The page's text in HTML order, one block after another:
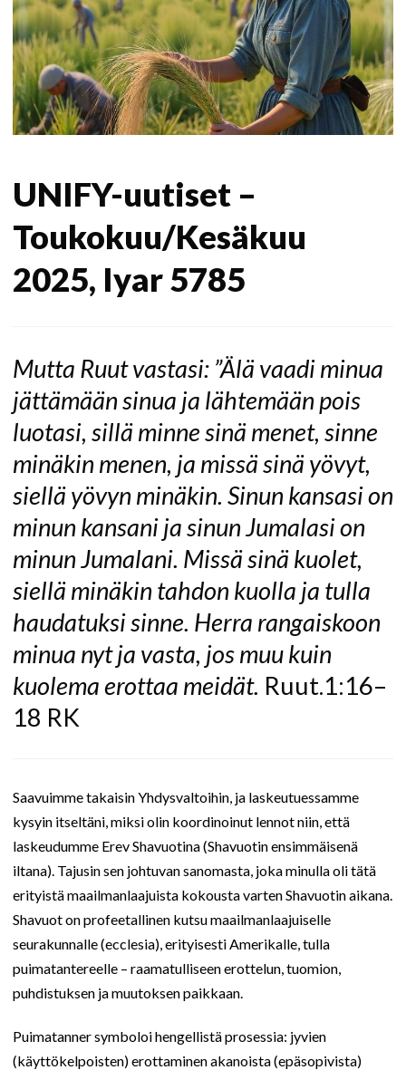
UNIFY-uutiset –
Toukokuu/Kesäkuu
2025, Iyar 5785
Mutta Ruut vastasi: ”Älä vaadi minua
jättämään sinua ja lähtemään pois
luotasi, sillä minne sinä menet, sinne
minäkin menen, ja missä sinä yövyt,
siellä yövyn minäkin. Sinun kansasi on
minun kansani ja sinun Jumalasi on
minun Jumalani. Missä sinä kuolet,
siellä minäkin tahdon kuolla ja tulla
haudatuksi sinne. Herra rangaiskoon
minua nyt ja vasta, jos muu kuin
kuolema erottaa meidät. Ruut.1:16–
18 RK
Saavuimme takaisin Yhdysvaltoihin, ja laskeutuessamme
kysyin itseltäni, miksi olin koordinoinut lennot niin, että
laskeudumme Erev Shavuotina (Shavuotin ensimmäisenä
iltana). Tajusin sen johtuvan sanomasta, joka minulla oli tätä
erityistä maailmanlaajuista kokousta varten Shavuotin aikana.
Shavuot on profeetallinen kutsu maailmanlaajuiselle
seurakunnalle (ecclesia), erityisesti Amerikalle, tulla
puimatantereelle – raamatulliseen erottelun, tuomion,
puhdistuksen ja muutoksen paikkaan.
Puimatanner symboloi hengellistä prosessia: jyvien
(käyttökelpoisten) erottaminen akanoista (epäsopivista)